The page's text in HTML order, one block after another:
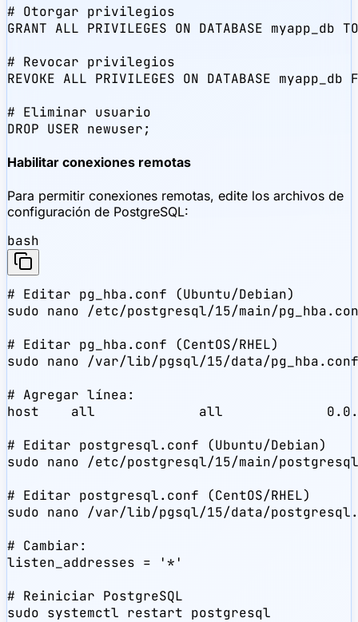
# Otorgar privilegios
GRANT ALL PRIVILEGES ON DATABASE myapp_db
# Revocar privilegios
REVOKE ALL PRIVILEGES ON DATABASE myapp_db
# Eliminar usuario
DROP USER newuser;
Habilitar conexiones remotas
Para permitir conexiones remotas, edite los archivos de
configuración de PostgreSQL:
bash
# Editar pg_hba.conf (Ubuntu/Debian)
sudo nano /etc/postgresql/15/main/
# Editar pg_hba.conf (CentOS/RHEL)
sudo nano /var/lib/pgsql/15/data/pg_hba.conf
# Agregar línea:
host    all             all
# Editar postgresql.conf (Ubuntu/Debian)
sudo nano /etc/postgresql/15/main/
# Editar postgresql.conf (CentOS/RHEL)
sudo nano /var/lib/pgsql/15/data/
# Cambiar:
listen_addresses = '*'
# Reiniciar PostgreSQL
sudo systemctl restart postgresql